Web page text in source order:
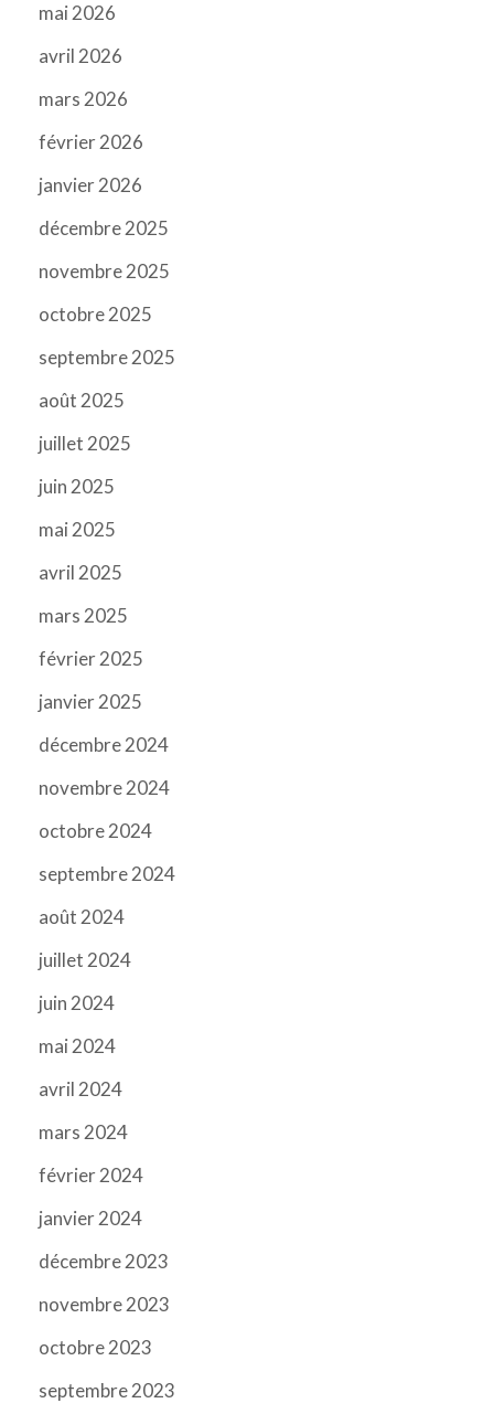
mai 2026
avril 2026
mars 2026
février 2026
janvier 2026
décembre 2025
novembre 2025
octobre 2025
septembre 2025
août 2025
juillet 2025
juin 2025
mai 2025
avril 2025
mars 2025
février 2025
janvier 2025
décembre 2024
novembre 2024
octobre 2024
septembre 2024
août 2024
juillet 2024
juin 2024
mai 2024
avril 2024
mars 2024
février 2024
janvier 2024
décembre 2023
novembre 2023
octobre 2023
septembre 2023